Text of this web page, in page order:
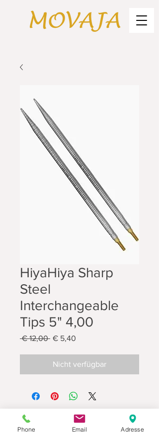
HiyaHiya Sharp
Steel
Interchangeable
Tips 5" 4,00
€ 12,00 Standardpreis
€ 5,40
Nicht verfügbar
Phone Email Adresse